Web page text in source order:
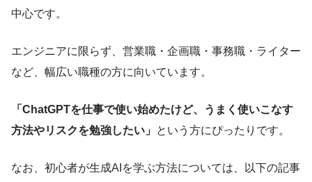
中心です。
エンジニアに限らず、営業職・企画職・事務職・ライター
など、幅広い職種の方に向いています。
「ChatGPTを仕事で使い始めたけど、うまく使いこなす
方法やリスクを勉強したい」 という方にぴったりです。
なお、初心者が生成AIを学ぶ方法については、以下の記事